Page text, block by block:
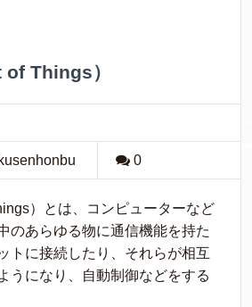
Things）
0
）とは、コンピューターなど
のあらゆる物に通信機能を持た
トに接続したり、それらが相互
うになり、自動制御などをする